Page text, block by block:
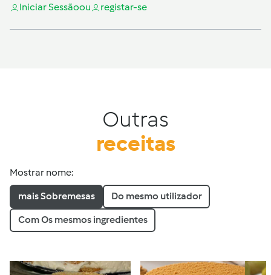
Iniciar Sessãoou registar-se
Outras
receitas
Mostrar nome:
mais Sobremesas Do mesmo utilizador
Com Os mesmos ingredientes